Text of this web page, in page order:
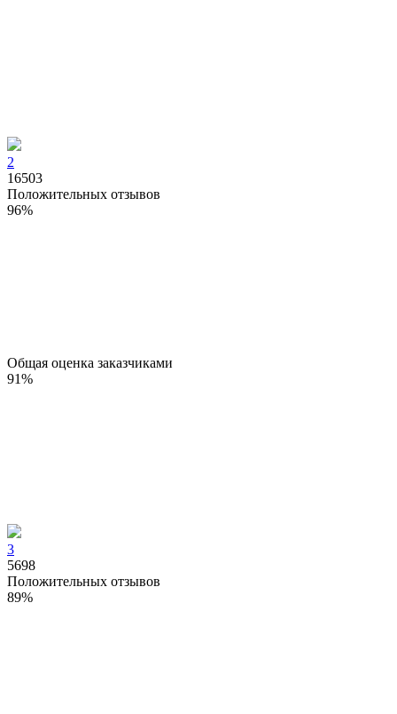
2
16503
Положительных отзывов
96%
Общая оценка заказчиками
91%
3
5698
Положительных отзывов
89%